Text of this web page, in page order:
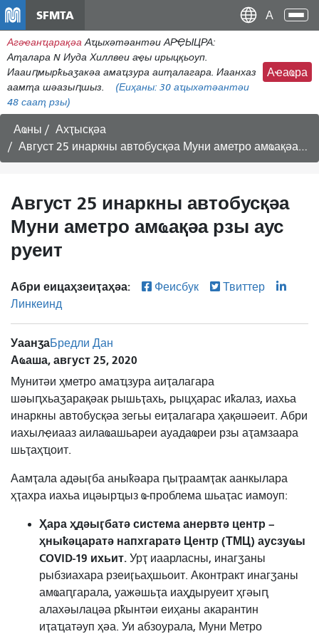
主
內
容
SFMTA
Агәҽанҵарақәа Аҵыхәтәантәи АРҾЫЦРА:
Аҭалара N Иуда Хиллвеи аҿы ирыцқьоуп.
Иааиԥмырҟьаӡакәа амаҵзура аиҭалагара. Иаанхаз
аамҭа шәазыԥшыз.
(Еиҳаны: 30 аҵыхәтәантәи
48 сааҭ рзы)
Аҽаҩра
Аҩны
Ахҭысқәа
Август 25 инаркны автобусқәа Муни аметро амҩақәа рзы аус руеит
Август 25 инаркны автобусқәа
Муни аметро амҩақәа рзы аус
руеит
Абри еицаҳзеиҭаҳәа: Феисбук
Твиттер
Линкеинд
УаанӡаБредли Дан
Аҩаша, август 25, 2020
Мунитәи ҳметро амаҵзура аиҭалагара
шәыԥхьаӡарақәак рышьҭахь, рыцҳарас иҟалаз, иахьа
инаркны автобусқәа зегьы еиҭалагара ҳақәшәеит. Абри
иахылҿиааз аилаҩашьареи ауадаҩреи рзы аҭамзаара
шьҭаҳҵоит.
Аамҭала адәыӷба аныҟәара ԥыҭраамҭак аанкылара
ҳҭахра иахьа ицәырҵыз ҩ-проблема шьаҭас иамоуп:
Ҳара ҳдәыӷбатә система анервтә центр –
ҳныҟәцаратә напхгаратә Центр (ТМЦ) аусзуҩы
COVID-19 ихьит. Урҭ иаарласны, инагӡаны
рыбзиахара рзеиӷьаҳшьоит. Аконтракт инагӡаны
амҩаԥгарала, уажәшьҭа иаҳдыруеит ҳгәыԥ
алахәылацәа рҟынтәи еиҳаны акарантин
иҭаҵатәуп ҳәа. Уи абзоурала, Муни Метро